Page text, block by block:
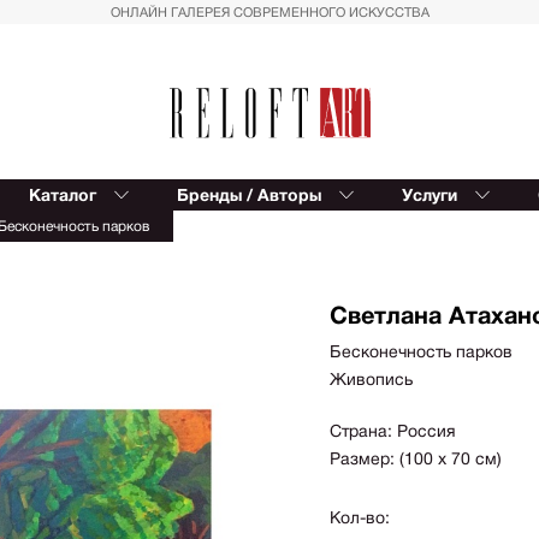
ОНЛАЙН ГАЛЕРЕЯ СОВРЕМЕННОГО ИСКУССТВА
Каталог
Спорт
Восток
Вазы
Автомобили
Для
Бренды / Авторы
Reloft ART
Услуги
Бесконечность парков
Светлана
Бесконечность парков
Живопись
Страна: Россия
Размер: (100 х 70 см)
Кол-во: